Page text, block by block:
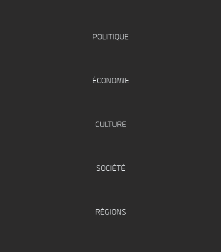
POLITIQUE
ÉCONOMIE
CULTURE
SOCIÉTÉ
RÉGIONS